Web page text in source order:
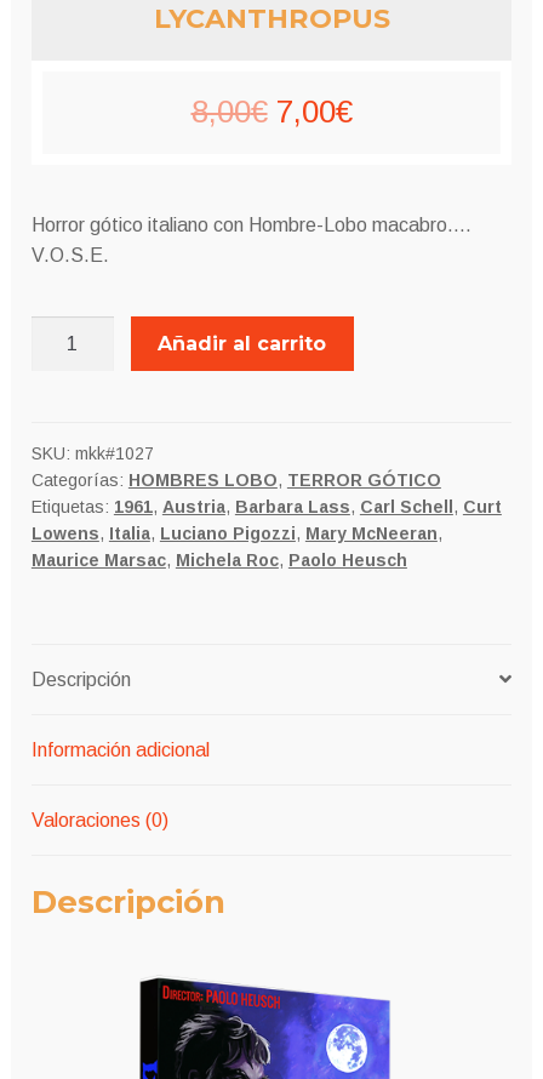
LYCANTHROPUS
8,00€ El
original
8,00€.
7,00€El
actual
7,00€.
Horror gótico italiano con Hombre-Lobo macabro….
V.O.S.E.
Añadir al carrito
SKU: mkk#1027
Categorías: HOMBRES LOBO, TERROR GÓTICO
Etiquetas: 1961, Austria, Barbara Lass, Carl Schell , Curt
Lowens, Italia, Luciano Pigozzi, Mary McNeeran,
Maurice Marsac, Michela Roc, Paolo Heusch
Descripción
Información adicional
Valoraciones (0)
Descripción